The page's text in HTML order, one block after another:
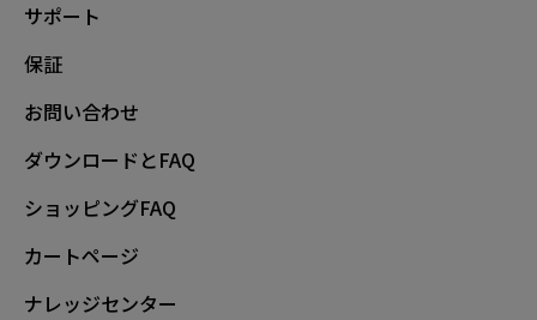
サポート
保証
お問い合わせ
ダウンロードとFAQ
ショッピングFAQ
カートページ
ナレッジセンター